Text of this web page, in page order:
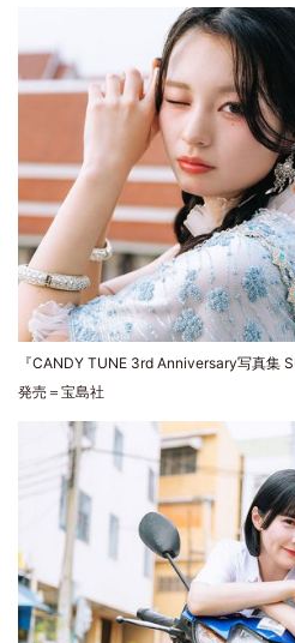
『CANDY TUNE 3rd Anniversary写真集
発売＝宝島社